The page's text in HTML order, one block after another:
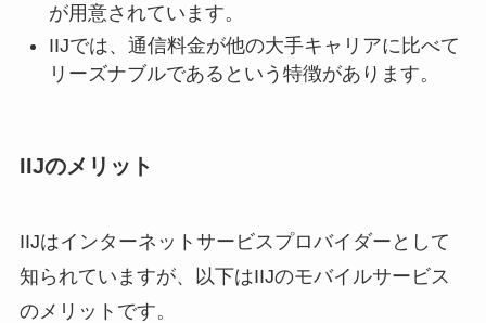
が用意されています。
IIJでは、通信料金が他の大手キャリアに比べて
リーズナブルであるという特徴があります。
IIJのメリット
IIJはインターネットサービスプロバイダーとして
知られていますが、以下はIIJのモバイルサービス
のメリットです。